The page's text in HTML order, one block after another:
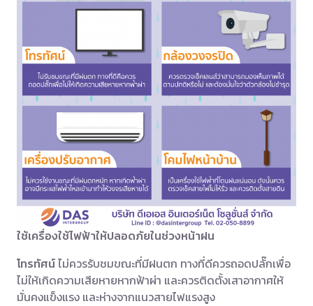
ใช้เครื่องใช้ไฟฟ้าให้ปลอดภัยในช่วงหน้าฝน
โทรทัศน์ไม่ควรรับชมขณะที่มีฝนตก ทางที่ดีควรถอดปลั๊กเพื่อ
ไม่ให้เกิดความเสียหายหากฟ้าผ่า และควรติดตั้งเสาอากาศให้
มั่นคงแข็งแรง และห่างจากแนวสายไฟแรงสูง